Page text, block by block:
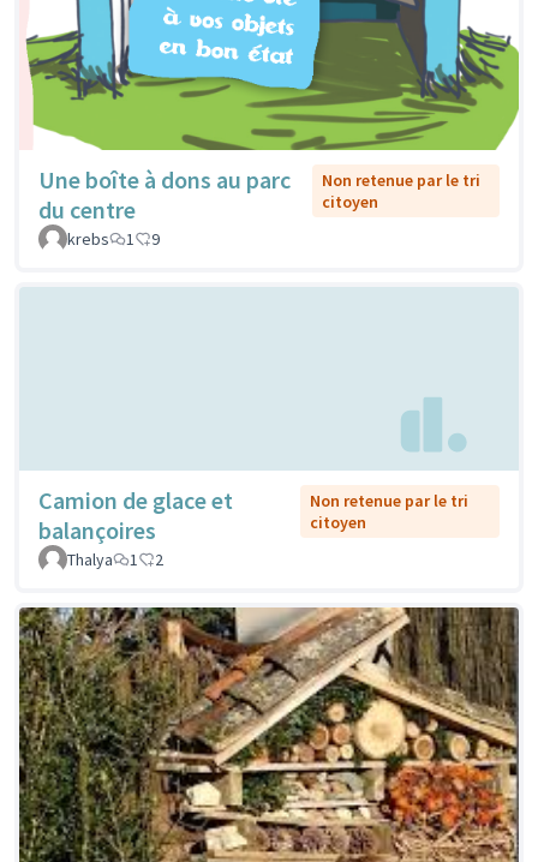
Une boîte à dons au parc
du centre
Non retenue par le tri
citoyen
krebs
1 9
Camion de glace et
balançoires
Non retenue par le tri
citoyen
Thalya
1 2